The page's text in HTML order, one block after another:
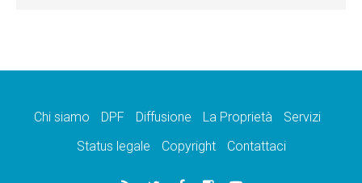
Chi siamo DPF Diffusione La Proprietà
Servizi
Status legale
Copyright Contattaci